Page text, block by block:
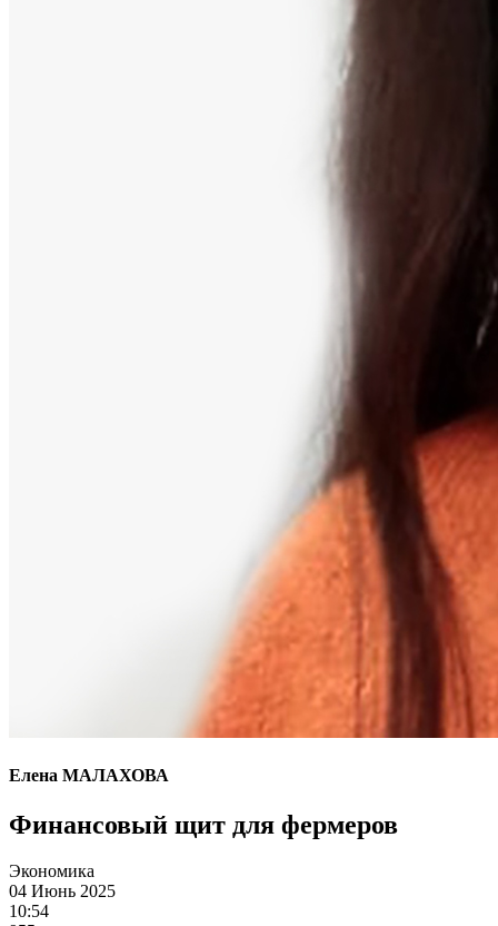
Елена МАЛАХОВА
Финансовый щит для фермеров
Экономика
04 Июнь 2025
10:54